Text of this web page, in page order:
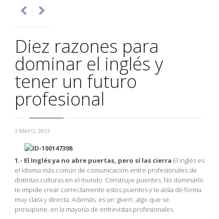
Diez razones para
dominar el inglés y
tener un futuro
profesional
 
3 MAYO, 2013
1.- El Inglés ya no abre puertas, pero sí las cierra El inglés es
el idioma más común de comunicación entre profesionales de
distintas culturas en el mundo. Construye puentes. No dominarlo
te impide crear correctamente estos puentes y te aísla de forma
muy clara y directa. Además, es un ‘given’, algo que se
presupone, en la mayoría de entrevistas profesionales.